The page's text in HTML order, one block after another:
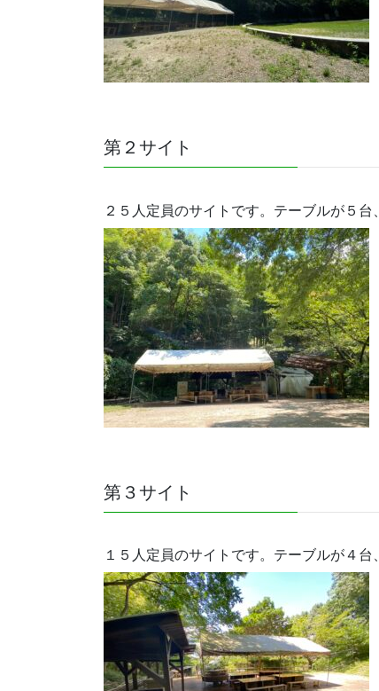
第２サイト
２５人定員のサイトです。テーブルが５
第３サイト
１５人定員のサイトです。テーブルが４